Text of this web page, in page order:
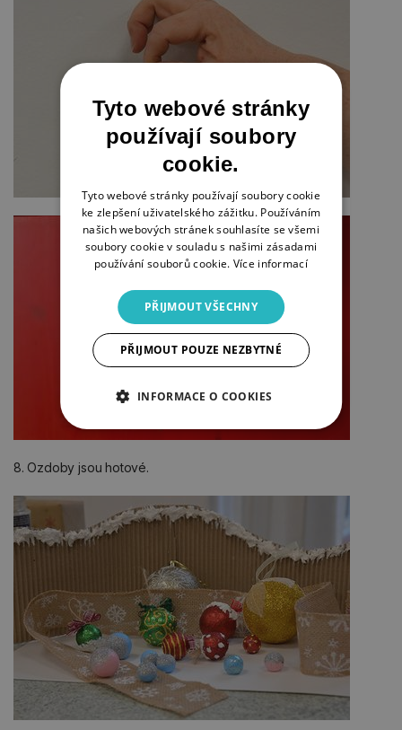
8. Ozdoby jsou hotové.
Tyto webové stránky
používají soubory
cookie.
Tyto webové stránky používají soubory cookie
ke zlepšení uživatelského zážitku. Používáním
našich webových stránek souhlasíte se všemi
soubory cookie v souladu s našimi zásadami
používání souborů cookie. Více informací
PŘIJMOUT VŠECHNY
PŘIJMOUT POUZE NEZBYTNÉ
INFORMACE O COOKIES